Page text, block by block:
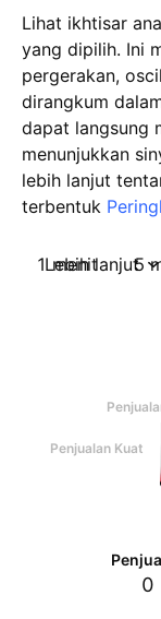
Lihat ikhtisar
yang dipilih. Ini
pergerakan,
dirangkum
dapat langsung
menunjukkan
lebih lanjut
terbentuk
1 menit 5
Lebih lanjut
Penjualan Kuat
0